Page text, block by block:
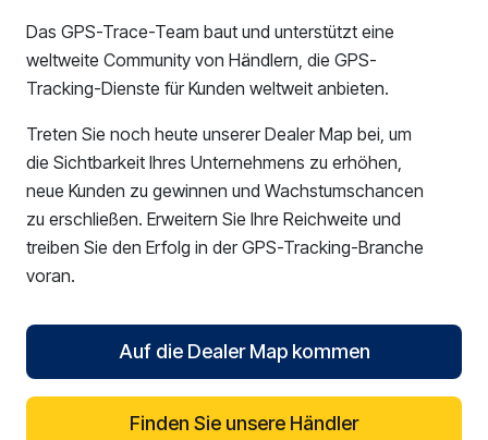
Das GPS-Trace-Team baut und unterstützt eine
weltweite Community von Händlern, die GPS-
Tracking-Dienste für Kunden weltweit anbieten.
Treten Sie noch heute unserer Dealer Map bei, um
die Sichtbarkeit Ihres Unternehmens zu erhöhen,
neue Kunden zu gewinnen und Wachstumschancen
zu erschließen. Erweitern Sie Ihre Reichweite und
treiben Sie den Erfolg in der GPS-Tracking-Branche
voran.
Auf die Dealer Map kommen
Finden Sie unsere Händler